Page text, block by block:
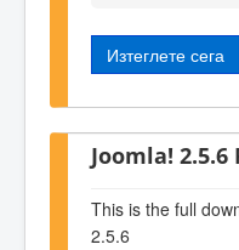
Изтеглете сега
Joomla!
This is the full
2.5.6